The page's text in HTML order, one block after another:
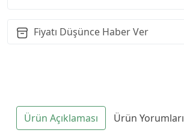
Fiyatı Düşünce Haber Ver
Ürün Açıklaması Ürün Yorumları